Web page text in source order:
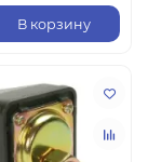
В корзину